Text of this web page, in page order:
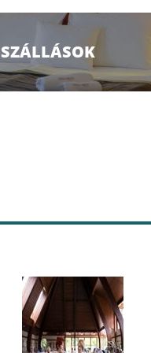
SZÁLLÁSOK